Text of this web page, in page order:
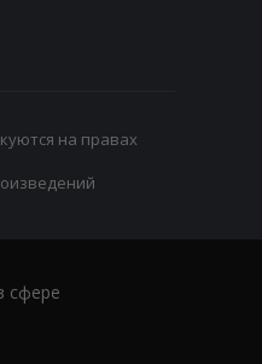
на правах
сфере